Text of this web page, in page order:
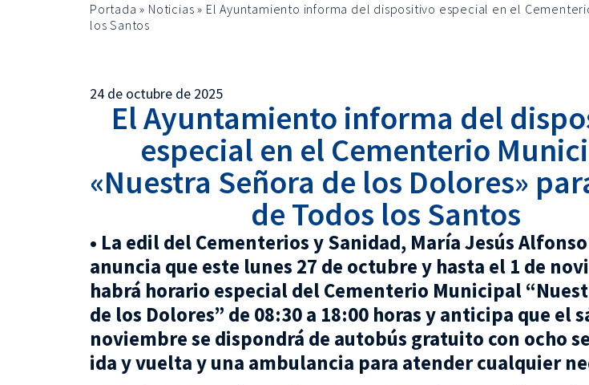
Portada » Noticias » El Ayuntamiento informa del dispositivo especial en el
los Santos
24 de octubre de 2025
El Ayuntamiento informa del
especial en el Cementerio
«Nuestra Señora de los Dolores»
de Todos los Santos
• La edil del Cementerios y Sanidad, María Jesús
anuncia que este lunes 27 de octubre y hasta el 1 de
habrá horario especial del Cementerio Municipal
de los Dolores” de 08:30 a 18:00 horas y anticipa que el
noviembre se dispondrá de autobús gratuito con ocho
ida y vuelta y una ambulancia para atender cualquier